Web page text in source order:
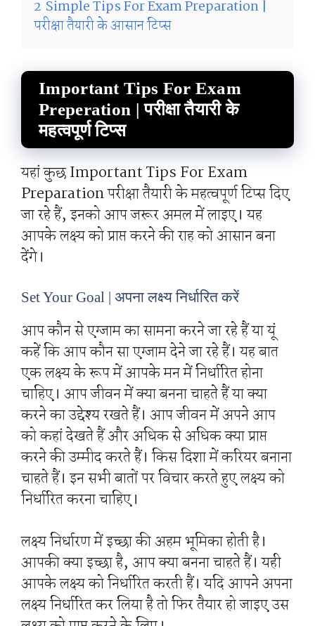
2 Simple Tips For Exam Preparation |
परीक्षा तैयारी के आसान टिप्स
Important Tips For Exam
Preperation | परीक्षा तैयारी के
महत्वपूर्ण टिप्स
यहां कुछ Important Tips For Exam
Preparation परीक्षा तैयारी के महत्वपूर्ण टिप्स दिए
जा रहे हैं, इनको आप जरूर अमल में लाइए। यह
आपके लक्ष्य को प्राप्त करने की राह को आसान बना
देंगे।
Set Your Goal | अपना लक्ष्य निर्धारित करें
आप कौन से एग्जाम का सामना करने जा रहे हैं या यूं
कहें कि आप कौन सा एग्जाम देने जा रहे हैं। यह बात
एक लक्ष्य के रूप में आपके मन में निर्धारित होना
चाहिए। आप जीवन में क्या बनना चाहते हैं या क्या
करने का उद्देश्य रखते हैं। आप जीवन में अपने आप
को कहां देखते हैं और अधिक से अधिक क्या प्राप्त
करने की उम्मीद करते हैं। किस दिशा में करियर बनाना
चाहते हैं। इन सभी बातों पर विचार करते हुए लक्ष्य को
निर्धारित करना चाहिए।
लक्ष्य निर्धारण में इच्छा की अहम भूमिका होती है।
आपकी क्या इच्छा है, आप क्या बनना चाहते हैं। यही
आपके लक्ष्य को निर्धारित करती हैं। यदि आपने अपना
लक्ष्य निर्धारित कर लिया है तो फिर तैयार हो जाइए उस